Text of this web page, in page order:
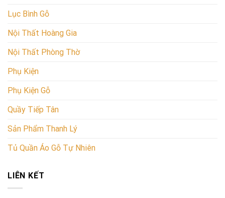
Lục Bình Gỗ
Nội Thất Hoàng Gia
Nội Thất Phòng Thờ
Phụ Kiện
Phụ Kiện Gỗ
Quầy Tiếp Tân
Sản Phẩm Thanh Lý
Tủ Quần Áo Gỗ Tự Nhiên
LIÊN KẾT